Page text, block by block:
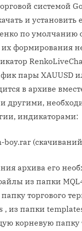
системой
и установить
по умолчанию
их формирования
пары XAUUSD
в архиве
и другими,
индикаторами:
boy.rar
архива его
из папки
торгового
, из папки
корневую папку